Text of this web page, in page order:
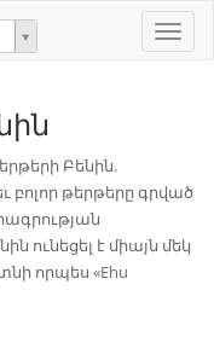
Toggle
Բենին.
բոլոր թերթերը գրված
ունեցել է միայն մեկ
որպես «Ehu